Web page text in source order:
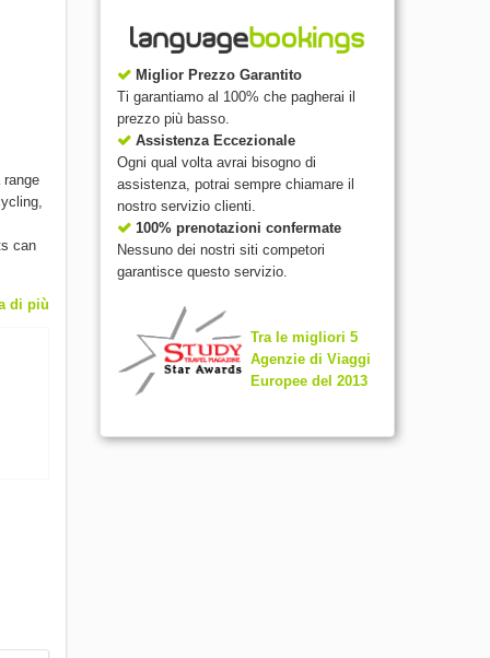
can
di più
Miglior Prezzo Garantito
Ti garantiamo al 100% che pagherai il
prezzo più basso.
Assistenza Eccezionale
Ogni qual volta avrai bisogno di
assistenza, potrai sempre chiamare il
nostro servizio clienti.
100% prenotazioni confermate
Nessuno dei nostri siti competori
garantisce questo servizio.
Tra le migliori 5
Agenzie di Viaggi
Europee del 2013